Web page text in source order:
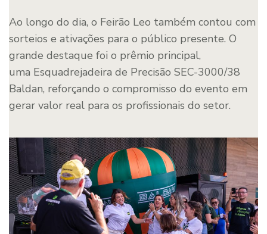
Ao longo do dia, o Feirão Leo também contou com
sorteios e ativações para o público presente. O
grande destaque foi o prêmio principal,
uma Esquadrejadeira de Precisão SEC-3000/38
Baldan, reforçando o compromisso do evento em
gerar valor real para os profissionais do setor.